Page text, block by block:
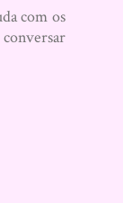
com os